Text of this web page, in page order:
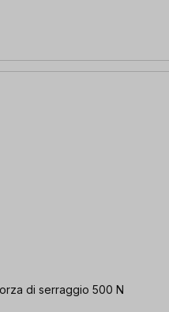
di serraggio 500 N